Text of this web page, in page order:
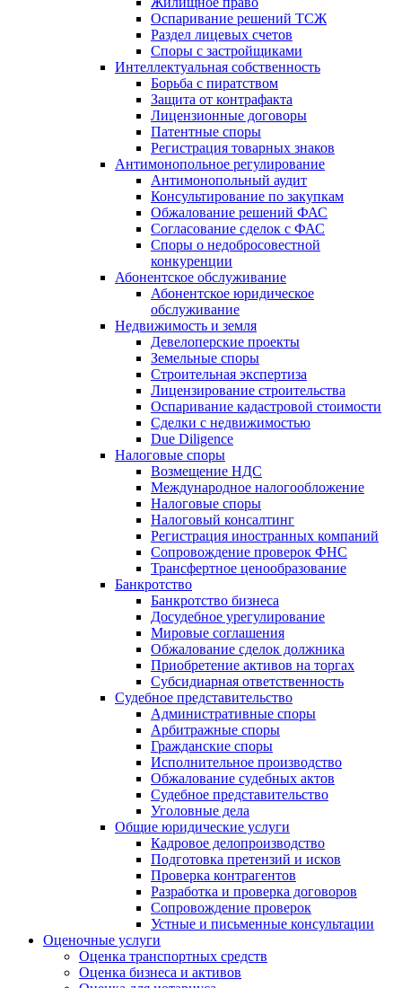
Оспаривание решений ТСЖ
Раздел лицевых счетов
Споры с застройщиками
Интеллектуальная собственность
Борьба с пиратством
Защита от контрафакта
Лицензионные договоры
Патентные споры
Регистрация товарных знаков
Антимонопольное регулирование
Антимонопольный аудит
Консультирование по закупкам
Обжалование решений ФАС
Согласование сделок с ФАС
Споры о недобросовестной
конкуренции
Абонентское обслуживание
Абонентское юридическое
обслуживание
Недвижимость и земля
Девелоперские проекты
Земельные споры
Строительная экспертиза
Лицензирование строительства
Оспаривание кадастровой стоимости
Сделки с недвижимостью
Due Diligence
Налоговые споры
Возмещение НДС
Международное налогообложение
Налоговые споры
Налоговый консалтинг
Регистрация иностранных компаний
Сопровождение проверок ФНС
Трансфертное ценообразование
Банкротство
Банкротство бизнеса
Досудебное урегулирование
Мировые соглашения
Обжалование сделок должника
Приобретение активов на торгах
Субсидиарная ответственность
Судебное представительство
Административные споры
Арбитражные споры
Гражданские споры
Исполнительное производство
Обжалование судебных актов
Судебное представительство
Уголовные дела
Общие юридические услуги
Кадровое делопроизводство
Подготовка претензий и исков
Проверка контрагентов
Разработка и проверка договоров
Сопровождение проверок
Устные и письменные консультации
Оценочные услуги
Оценка транспортных средств
Оценка бизнеса и активов